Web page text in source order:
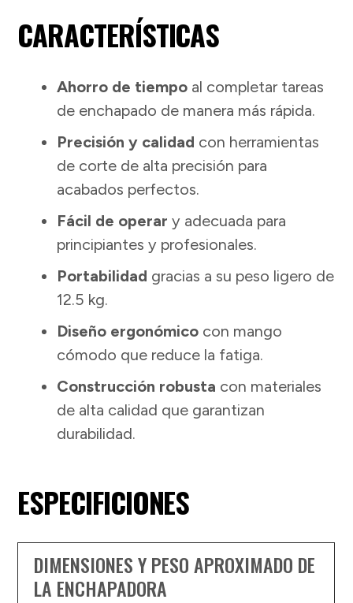
CARACTERÍSTICAS
Ahorro de tiempo al completar tareas
de enchapado de manera más rápida.
Precisión y calidad con herramientas
de corte de alta precisión para
acabados perfectos.
Fácil de operar y adecuada para
principiantes y profesionales.
Portabilidad gracias a su peso ligero de
12.5 kg.
Diseño ergonómico con mango
cómodo que reduce la fatiga.
Construcción robusta con materiales
de alta calidad que garantizan
durabilidad.
ESPECIFICIONES
DIMENSIONES Y PESO APROXIMADO DE
LA ENCHAPADORA